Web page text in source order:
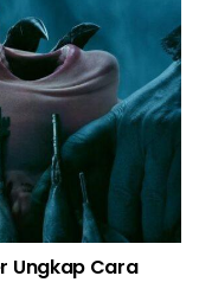
Ungkap Cara